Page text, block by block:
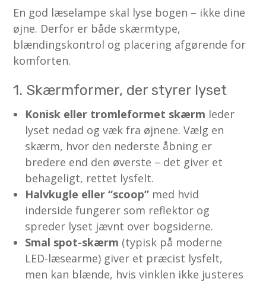
En god læselampe skal lyse bogen – ikke dine
øjne. Derfor er både skærmtype,
blændingskontrol og placering afgørende for
komforten.
1. Skærmformer, der styrer lyset
Konisk eller tromleformet skærm leder
lyset nedad og væk fra øjnene. Vælg en
skærm, hvor den nederste åbning er
bredere end den øverste – det giver et
behageligt, rettet lysfelt.
Halvkugle eller “scoop” med hvid
inderside fungerer som reflektor og
spreder lyset jævnt over bogsiderne.
Smal spot-skærm (typisk på moderne
LED-læsearme) giver et præcist lysfelt,
men kan blænde, hvis vinklen ikke justeres